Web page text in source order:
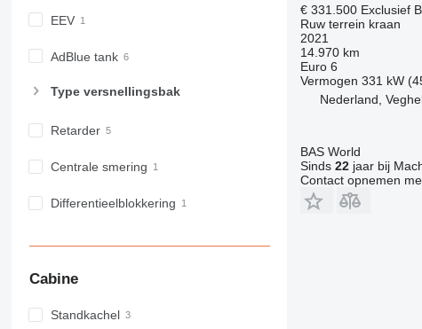
EEV
AdBlue tank
Type versnellingsbak
Retarder
Centrale smering
Differentieelblokkering
Cabine
Standkachel
€ 331.500 Exclusief
Ruw terrein kraan
2021
14.970 km
Euro 6
Vermogen 331 kW
Nederland,
BAS World
Sinds 22jaar bij
Contact opnemen